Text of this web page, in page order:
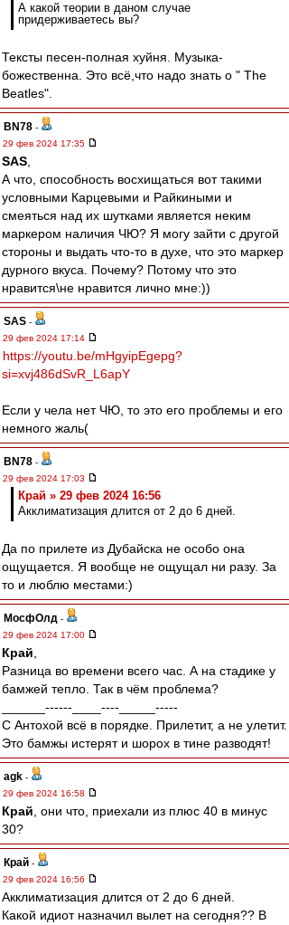
А какой теории в даном случае
придерживаетесь вы?
Тексты песен-полная хуйня. Музыка-
божественна. Это всё,что надо знать о " The
Beatles".
BN78 -
29 фев 2024 17:35
SAS
А что, способность восхищаться вот такими
условными Карцевыми и Райкиными и
смеяться над их шутками является неким
маркером наличия ЧЮ? Я могу зайти с другой
стороны и выдать что-то в духе, что это маркер
дурного вкуса. Почему? Потому что это
нравится\не нравится лично мне:))
SAS -
29 фев 2024 17:14
https://youtu.be/mHgyipEgepg?
si=xvj486dSvR_L6apY
Если у чела нет ЧЮ, то это его проблемы и его
немного жаль(
BN78 -
29 фев 2024 17:03
Край » 29 фев 2024 16:56
Акклиматизация длится от 2 до 6 дней.
Да по прилете из Дубайска не особо она
ощущается. Я вообще не ощущал ни разу. За
то и люблю местами:)
МосфОлд -
29 фев 2024 17:00
Край
Разница во времени всего час. А на стадике у
бамжей тепло. Так в чём проблема?
______------____----_____-----
С Антохой всё в порядке. Прилетит, а не улетит.
Это бамжы истерят и шорох в тине разводят!
agk -
29 фев 2024 16:58
Край , они что, приехали из плюс 40 в минус
30?
Край -
29 фев 2024 16:56
Акклиматизация длится от 2 до 6 дней.
Какой идиот назначил вылет на сегодня?? В